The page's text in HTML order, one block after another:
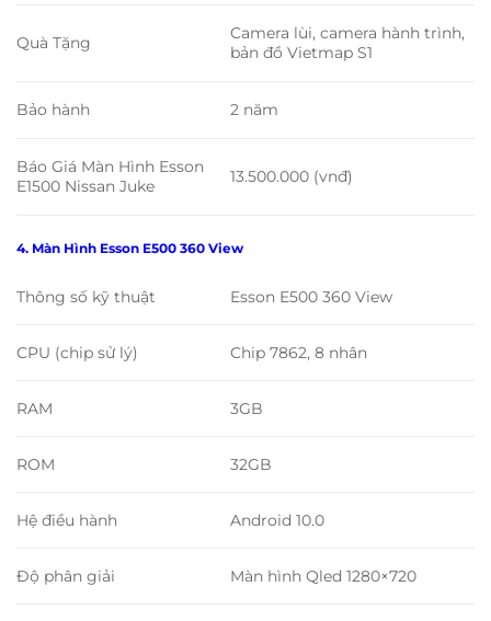
Quà Tặng
Camera lùi, camera hành trình,
bản đồ Vietmap S1
Bảo hành 2 năm
Báo Giá Màn Hình Esson
E1500 Nissan Juke
13.500.000 (vnđ)
4. Màn Hình Esson E500 360 View
Thông số kỹ thuật Esson E500 360 View
CPU (chip sử lý) Chip 7862, 8 nhân
RAM 3GB
ROM 32GB
Hệ điều hành Android 10.0
Độ phân giải Màn hình Qled 1280×720